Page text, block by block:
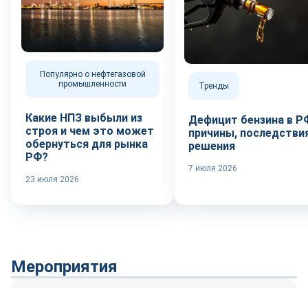
Популярно о нефтегазовой
промышленности
Какие НПЗ выбыли из
строя и чем это может
обернуться для рынка
РФ?
23 июля 2026
Тренды
Дефицит бензина в
причины,
решения
7 июля 2026
Мероприятия